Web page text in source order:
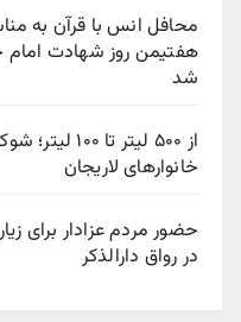
محافل انس با قرآن به
هفتیمن روز شهادت امام
شد
از ۵۰۰ لیتر
خانوارهای لاریجان
حضور مردم عزادار برای
در رواق دارالذکر